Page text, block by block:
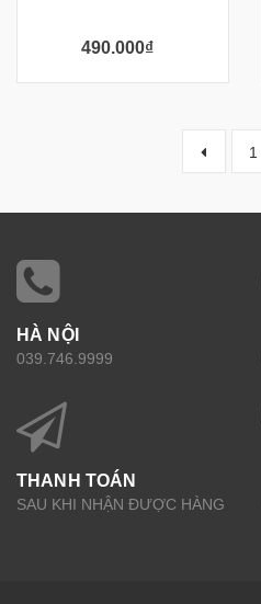
490.000₫
1
HÀ NỘI
039.746.9999
THANH TOÁN
SAU KHI NHẬN ĐƯỢC HÀNG